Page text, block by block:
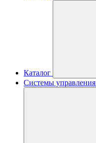
Каталог
Системы